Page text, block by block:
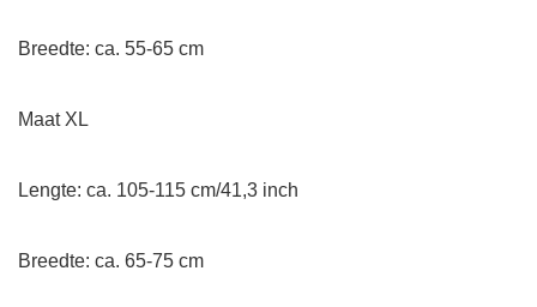
Breedte: ca. 55-65 cm
Maat XL
Lengte: ca. 105-115 cm/41,3 inch
Breedte: ca. 65-75 cm